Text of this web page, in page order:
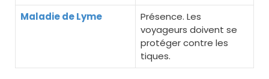
Maladie de Lyme
Présence. Les
voyageurs doivent se
protéger contre les
tiques.